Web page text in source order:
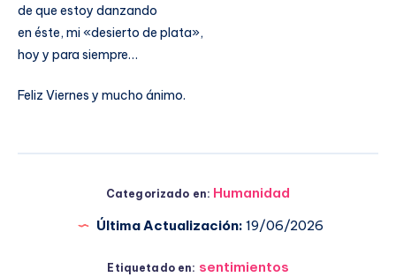
de que estoy danzando
en éste, mi «desierto de plata»,
hoy y para siempre…
Feliz Viernes y mucho ánimo.
Categorizado en: Humanidad
Última Actualización: 19/06/2026
Etiquetado en: sentimientos